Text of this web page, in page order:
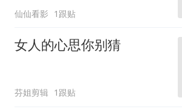
仙仙看影 1跟贴
女人的心思你别猜
芬姐剪辑 1跟贴